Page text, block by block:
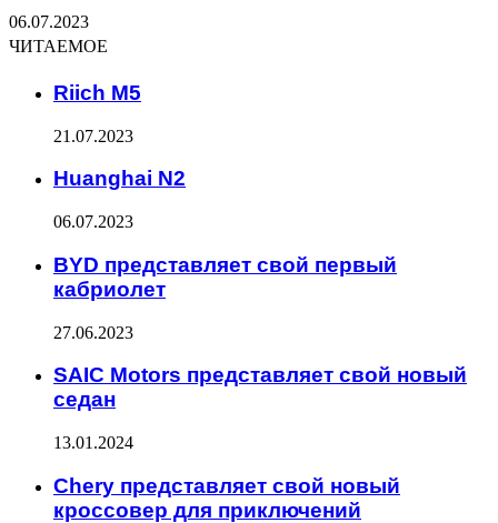
06.07.2023
ЧИТАЕМОЕ
Riich M5
21.07.2023
Huanghai N2
06.07.2023
BYD представляет свой первый
кабриолет
27.06.2023
SAIC Motors представляет свой новый
седан
13.01.2024
Chery представляет свой новый
кроссовер для приключений